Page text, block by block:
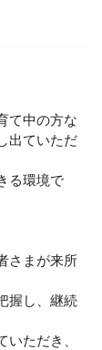
て中の方な
出ていただ
る環境で
さまが来所
握し、継続
ただき、